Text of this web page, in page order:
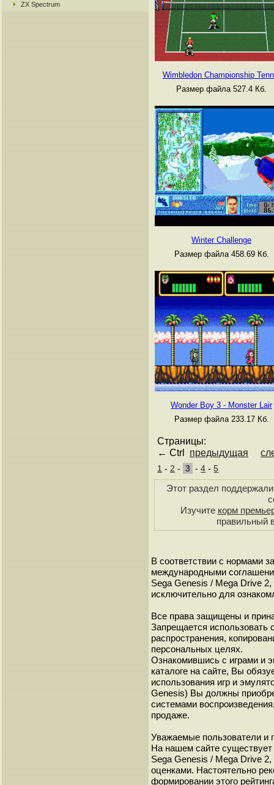
ZX Spectrum
Wimbledon Championship
Размер файла 527.4 Кб.
Winter Challenge
Размер файла 458.69 Кб.
Wonder Boy 3 - Monster Lair
Размер файла 233.17 Кб.
Страницы:
← Ctrl предыдущая
1 - 2 - 3 -4 -5
Этот раздел
Изучите корм
правильный
В соответствии с нормами
международными
Sega Genesis / Mega Drive
исключительно для
Все права защищены и
Запрещается
распространения,
персональных целях.
Ознакомившись с играми и
каталоге на сайте, Вы
использования игр и
Genesis) Вы должны
системами
продаже.
Уважаемые пользователи и
На нашем сайте существует
Sega Genesis / Mega Drive
оценками. Настоятельно
формировании этого